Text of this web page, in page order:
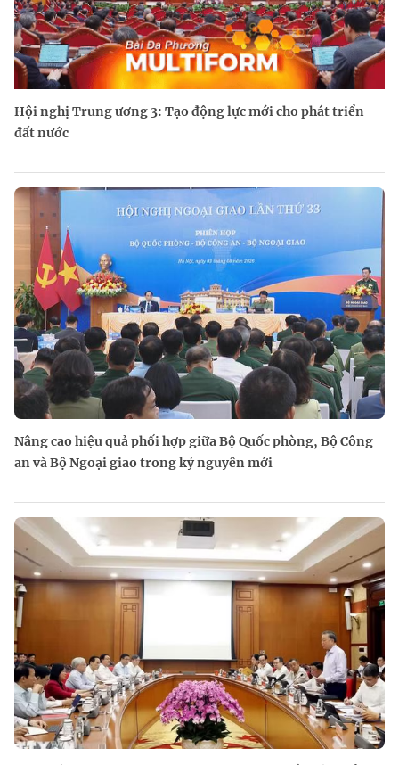
Hội nghị Trung ương 3: Tạo động lực mới cho phát triển
đất nước
Nâng cao hiệu quả phối hợp giữa Bộ Quốc phòng, Bộ Công
an và Bộ Ngoại giao trong kỷ nguyên mới